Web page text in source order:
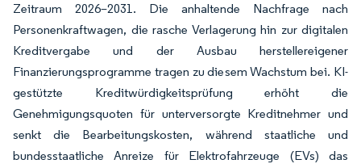
Zeitraum 2026–2031. Die anhaltende Nachfrage nach
Personenkraftwagen, die rasche Verlagerung hin zur digitalen
Kreditvergabe und der Ausbau herstellereigener
Finanzierungsprogramme tragen zu diesem Wachstum bei. KI-
gestützte Kreditwürdigkeitsprüfung erhöht die
Genehmigungsquoten für unterversorgte Kreditnehmer und
senkt die Bearbeitungskosten, während staatliche und
bundesstaatliche Anreize für Elektrofahrzeuge (EVs) das